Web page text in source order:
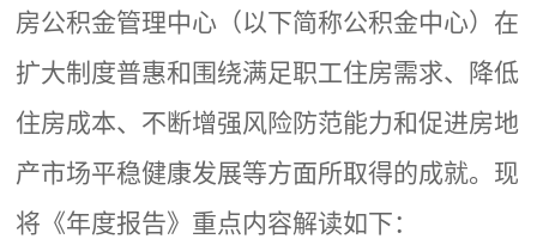
房公积金管理中心（以下简称公积金中心）在
扩大制度普惠和围绕满足职工住房需求、降低
住房成本、不断增强风险防范能力和促进房地
产市场平稳健康发展等方面所取得的成就。现
将《年度报告》重点内容解读如下：